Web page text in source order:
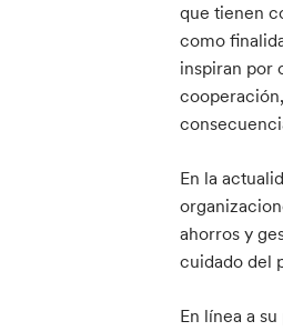
que tienen
como
inspiran por
En la
ahorros y
cuidado del
En línea a